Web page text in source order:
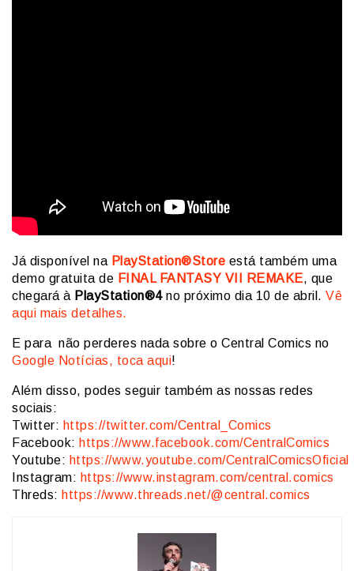
Já disponível na PlayStation®Store está também uma
demo gratuita de FINAL FANTASY VII REMAKE, que
chegará à PlayStation®4no próximo dia 10 de abril. Vê
aqui mais detalhes.
E para não perderes nada sobre o Central Comics no
Google Notícias, toca aqui!
Além disso, podes seguir também as nossas redes
sociais:
Twitter: https://twitter.com/Central_Comics
Facebook: https://www.facebook.com/CentralComics
Youtube: https://www.youtube.com/CentralComicsOficial
Instagram: https://www.instagram.com/central.comics
Threds: https://www.threads.net/@central.comics